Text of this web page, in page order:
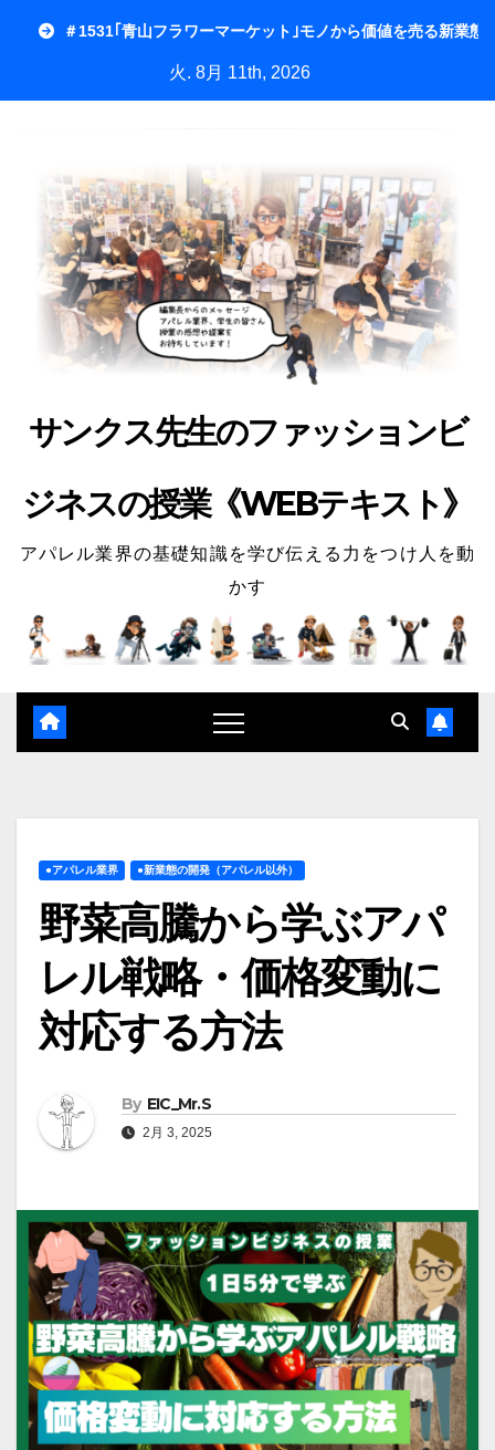
＃1531｢青山フラワーマーケット｣モノから価値を売る新業態
火. 8月 11th, 2026
サンクス先生のファッションビ
ジネスの授業《WEBテキスト》
アパレル業界の基礎知識を学び伝える力をつけ人を動
かす
●アパレル業界 ●新業態の開発（アパレル以外）
野菜高騰から学ぶアパ
レル戦略・価格変動に
対応する方法
By EIC_Mr.S
2月 3, 2025